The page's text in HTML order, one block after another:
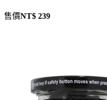
售價NT$ 239